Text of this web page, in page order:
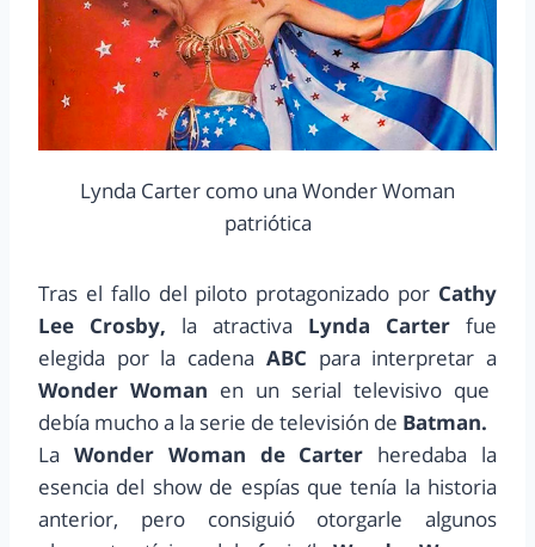
Lynda Carter como una Wonder Woman
patriótica
Tras el fallo del piloto protagonizado por Cathy
Lee Crosby, la atractiva Lynda Carter fue
elegida por la cadena ABC para interpretar a
Wonder Woman en un serial televisivo que
debía mucho a la serie de televisión de Batman.
La Wonder Woman de Carter heredaba la
esencia del show de espías que tenía la historia
anterior, pero consiguió otorgarle algunos